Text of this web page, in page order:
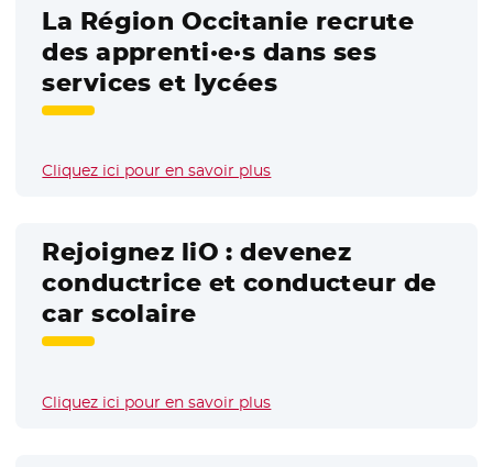
La Région Occitanie recrute
des apprenti·e·s dans ses
services et lycées
Cliquez ici pour en savoir plus
Rejoignez liO : devenez
conductrice et conducteur de
car scolaire
Cliquez ici pour en savoir plus